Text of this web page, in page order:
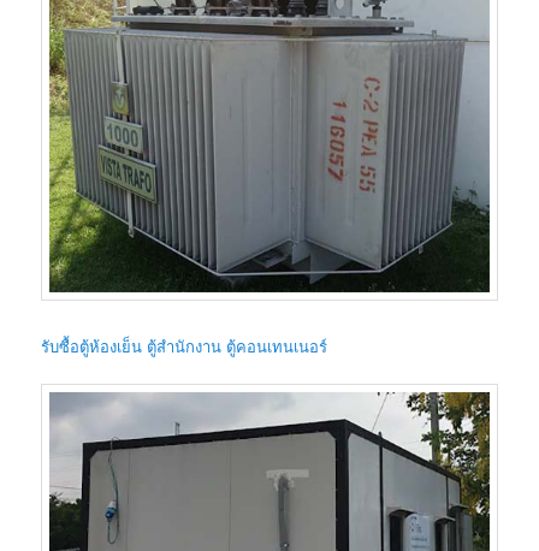
รับซื้อตู้ห้องเย็น ตู้สำนักงาน ตู้คอนเทนเนอร์